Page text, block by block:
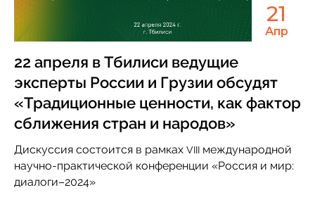
21
Апр
22 апреля в Тбилиси ведущие
эксперты России и Грузии обсудят
«Традиционные ценности, как фактор
сближения стран и народов»
Дискуссия состоится в рамках VIII международной
научно-практической конференции «Россия и мир:
диалоги–2024»